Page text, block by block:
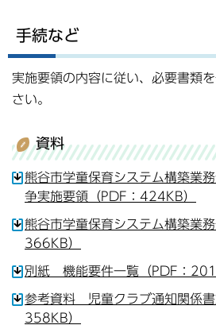
手続など
実施要領の内容に従い、必要書類
さい。
資料
熊谷市学童保育システム構築業
争実施要領（PDF：424KB）
熊谷市学童保育システム構築業務
366KB）
別紙 機能要件一覧（PDF：
参考資料 児童クラブ通知関係書
358KB）